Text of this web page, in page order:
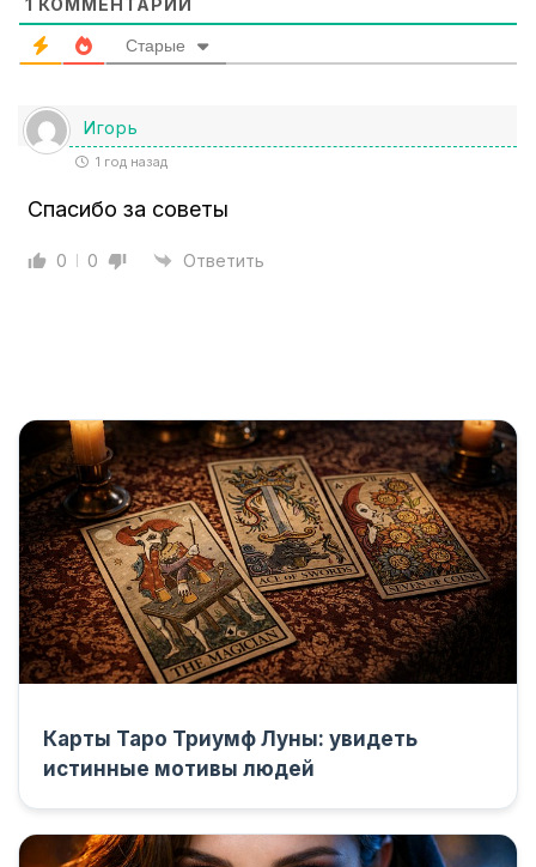
Старые
Игорь
1 год назад
Спасибо за советы
0 0 Ответить
Карты Таро Триумф Луны: увидеть
истинные мотивы людей